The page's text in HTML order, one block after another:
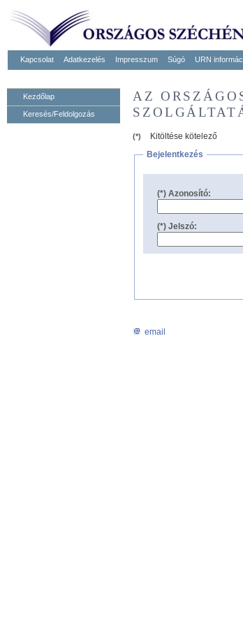
Kapcsolat Adatkezelés Impresszum Súgó URN
Kezdőlap
Keresés/Feldolgozás
AZ
(*)
Kitöltése kötelező
Bejelentkezés
(*) Azonosító:
(*) Jelszó:
email